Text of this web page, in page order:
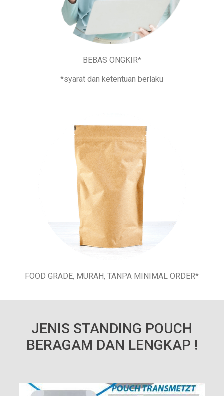
BEBAS ONGKIR*
*syarat dan ketentuan berlaku
FOOD GRADE, MURAH, TANPA MINIMAL ORDER*
JENIS STANDING POUCH
BERAGAM DAN LENGKAP !